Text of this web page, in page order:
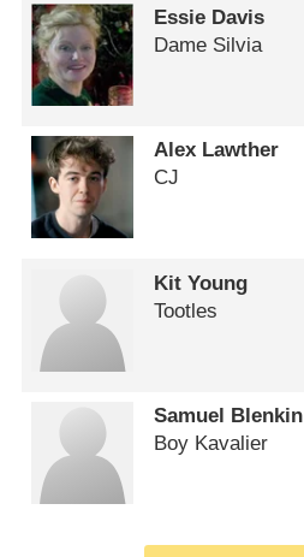
Essie Davis
Dame Silvia
Alex Lawther
CJ
Kit Young
Tootles
Samuel Blenkin
Boy Kavalier